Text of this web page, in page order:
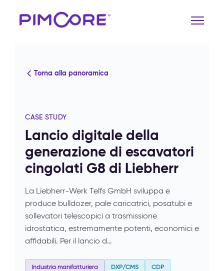
Torna alla panoramica
CASE STUDY
Lancio digitale della
generazione di escavatori
cingolati G8 di Liebherr
La Liebherr-Werk Telfs GmbH sviluppa e
produce bulldozer, pale caricatrici, posatubi e
sollevatori telescopici a trasmissione
idrostatica, estremamente potenti, economici e
affidabili. Per il lancio d…
Industria manifatturiera DXP/CMS CDP